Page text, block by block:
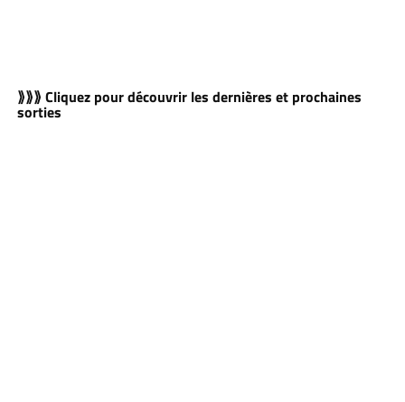
⟫⟫⟫ Cliquez pour découvrir les dernières et prochaines
sorties